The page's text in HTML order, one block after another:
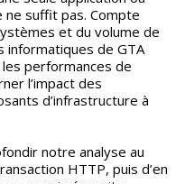
suffit pas. Compte
et du volume de
informatiques de GTA
performances de
l’impact des
d’infrastructure à
notre analyse au
HTTP, puis d’en